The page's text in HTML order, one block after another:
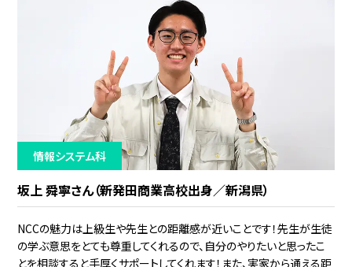
情報システム科
坂上 舜寧さん（新発田商業高校出身／新潟県）
NCCの魅力は上級生や先生との距離感が近いことです！先生が生徒
の学ぶ意思をとても尊重してくれるので、自分のやりたいと思ったこ
とを相談すると手厚くサポートしてくれます！また、実家から通える距